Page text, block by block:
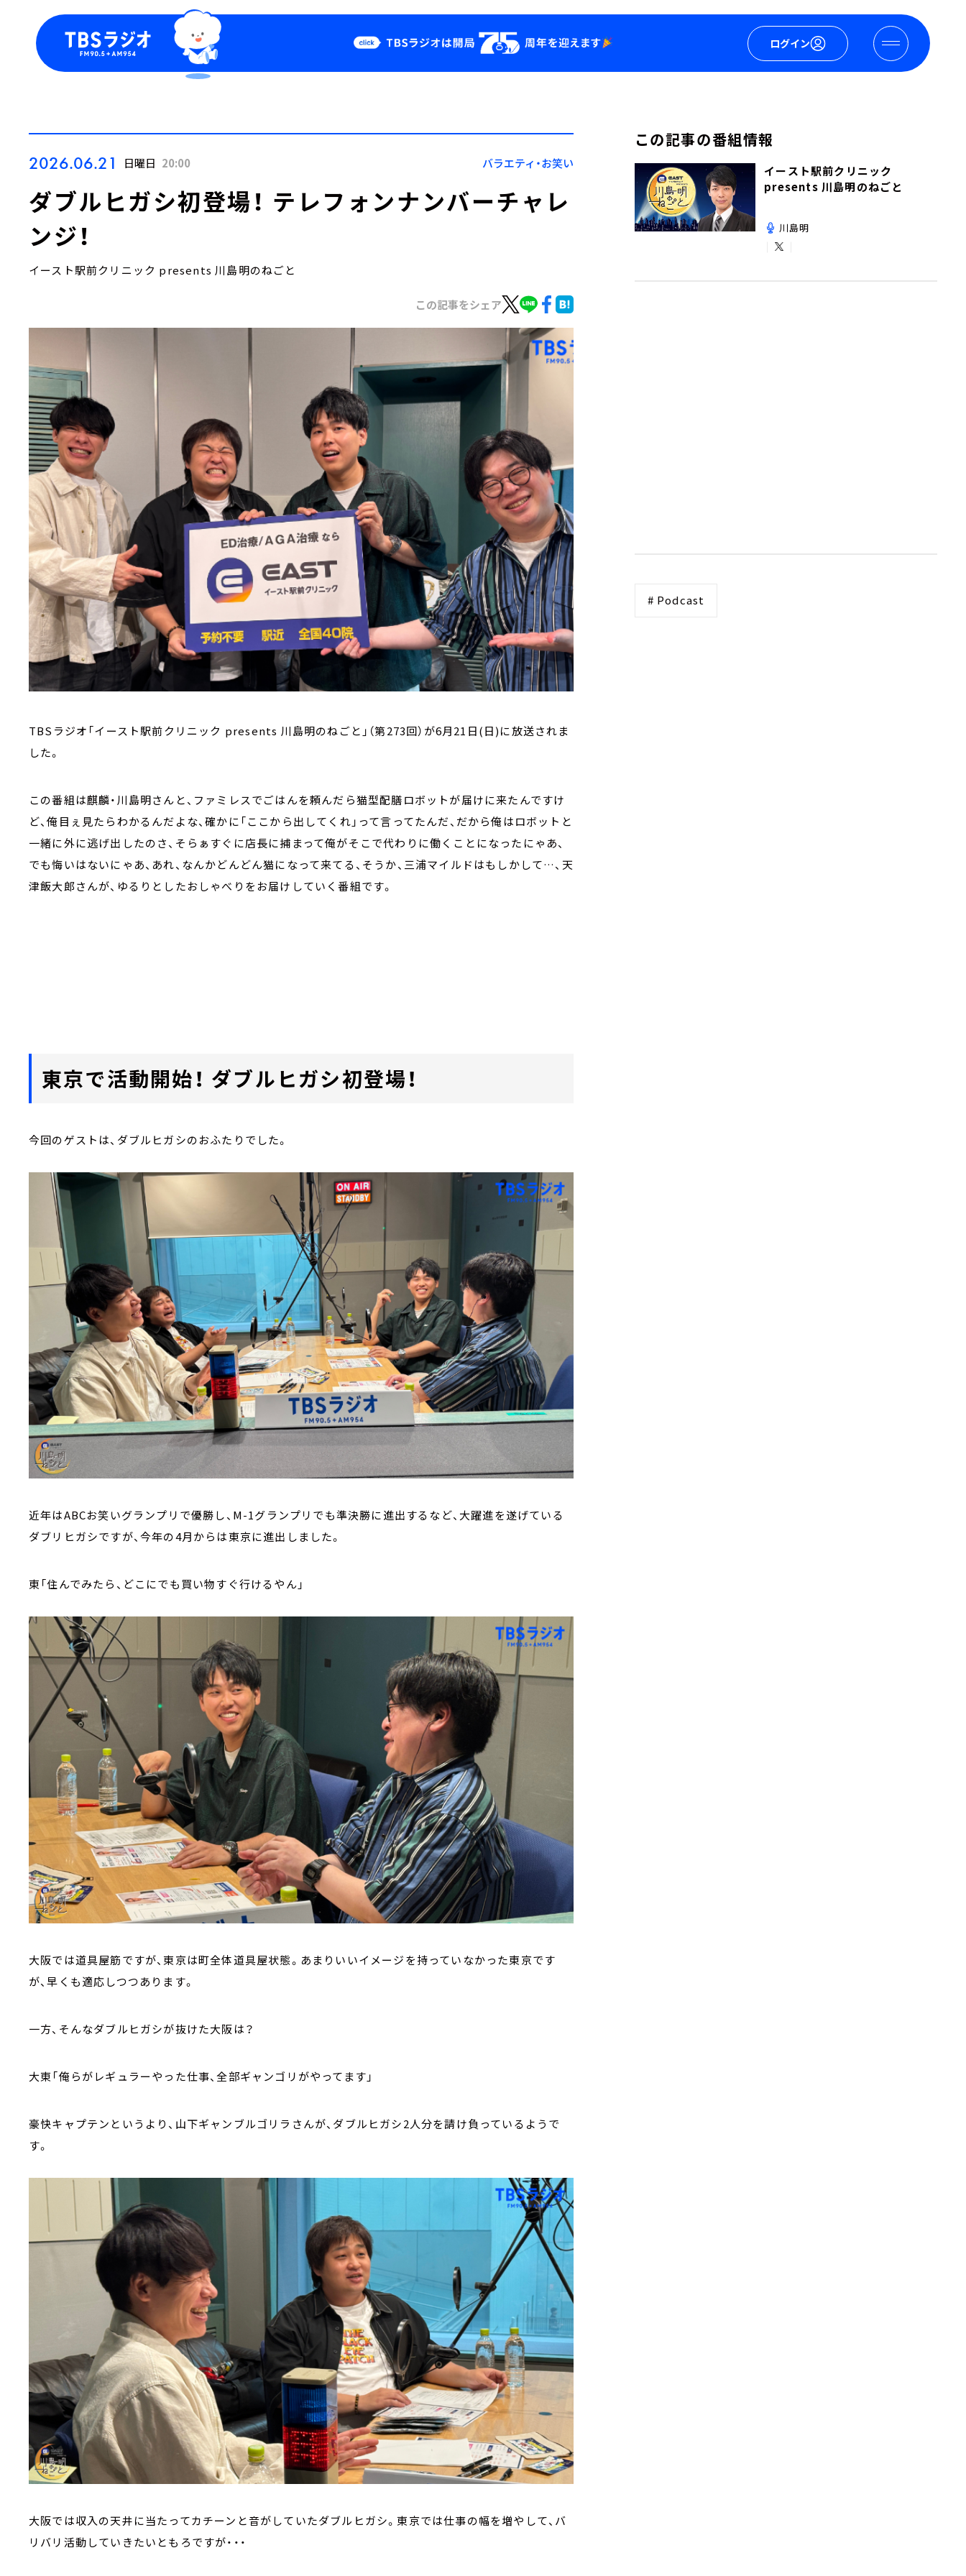
ログイン
Podcast
YouTube
会社情報
2026.06.21 日曜日 20:00 バラエティ・お笑い
ダブルヒガシ初登場！ テレフォンナンバーチャレ
ンジ！
イースト駅前クリニック presents 川島明のねごと
この記事をシェア
TBSラジオ「イースト駅前クリニック presents 川島明のねごと」（第273回）が6月21日(日)に放送されま
した。
この番組は麒麟・川島明さんと、ファミレスでごはんを頼んだら猫型配膳ロボットが届けに来たんですけ
ど、俺目ぇ見たらわかるんだよな、確かに「ここから出してくれ」って言ってたんだ、だから俺はロボットと
一緒に外に逃げ出したのさ、そらぁすぐに店長に捕まって俺がそこで代わりに働くことになったにゃあ、
でも悔いはないにゃあ、あれ、なんかどんどん猫になって来てる、そうか、三浦マイルドはもしかして…、天
津飯大郎さんが、ゆるりとしたおしゃべりをお届けしていく番組です。
東京で活動開始！ ダブルヒガシ初登場！
今回のゲストは、ダブルヒガシのおふたりでした。
近年はABCお笑いグランプリで優勝し、M-1グランプリでも準決勝に進出するなど、大躍進を遂げている
ダブリヒガシですが、今年の4月からは東京に進出しました。
東「住んでみたら、どこにでも買い物すぐ行けるやん」
大阪では道具屋筋ですが、東京は町全体道具屋状態。あまりいいイメージを持っていなかった東京です
が、早くも適応しつつあります。
一方、そんなダブルヒガシが抜けた大阪は？
大東「俺らがレギュラーやった仕事、全部ギャンゴリがやってます」
豪快キャプテンというより、山下ギャンブルゴリラさんが、ダブルヒガシ2人分を請け負っているようで
す。
大阪では収入の天井に当たってカチーンと音がしていたダブルヒガシ。東京では仕事の幅を増やして、バ
リバリ活動していきたいともろですが・・・
この記事の番組情報
イースト駅前クリニック
presents 川島明のねごと
川島明
# Podcast